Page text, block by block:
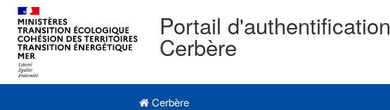
Portail d'authentification
Cerbère
Navigation
Menu principal
Cerbère